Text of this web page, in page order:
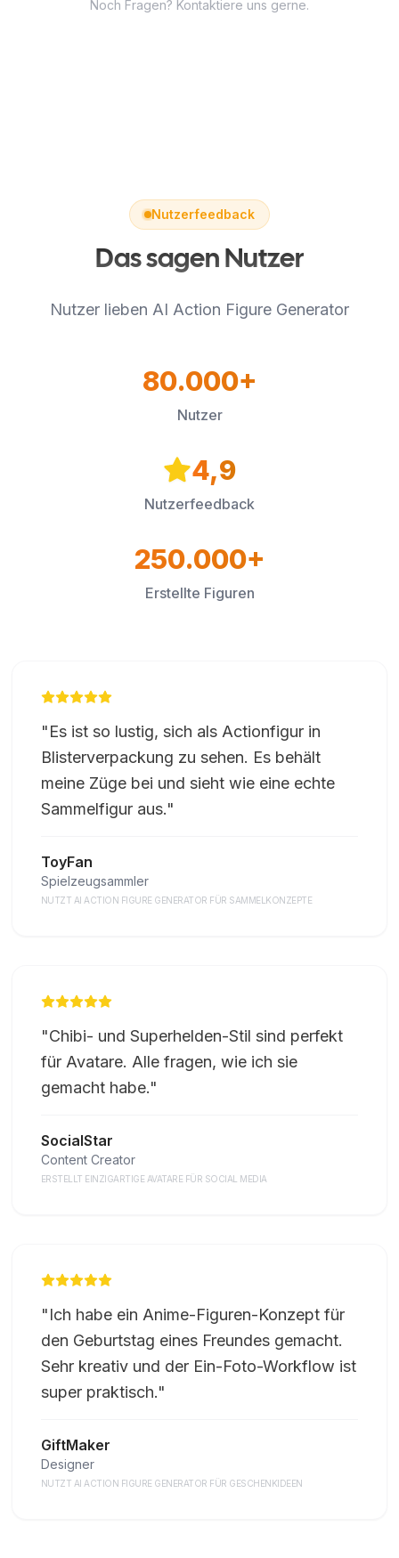
unterstützt.Noch Fragen? Kontaktiere uns gerne.
Nutzerfeedback
Das sagen Nutzer
Nutzer lieben AI Action Figure Generator
80.000+
Nutzer
4,9
Nutzerfeedback
250.000+
Erstellte Figuren
"Es ist so lustig, sich als Actionfigur in
Blisterverpackung zu sehen. Es behält
meine Züge bei und sieht wie eine echte
Sammelfigur aus."
ToyFan
Spielzeugsammler
NUTZT AI ACTION FIGURE GENERATOR FÜR SAMMELKONZEPTE
"Chibi- und Superhelden-Stil sind perfekt
für Avatare. Alle fragen, wie ich sie
gemacht habe."
SocialStar
Content Creator
ERSTELLT EINZIGARTIGE AVATARE FÜR SOCIAL MEDIA
"Ich habe ein Anime-Figuren-Konzept für
den Geburtstag eines Freundes gemacht.
Sehr kreativ und der Ein-Foto-Workflow ist
super praktisch."
GiftMaker
Designer
NUTZT AI ACTION FIGURE GENERATOR FÜR GESCHENKIDEEN